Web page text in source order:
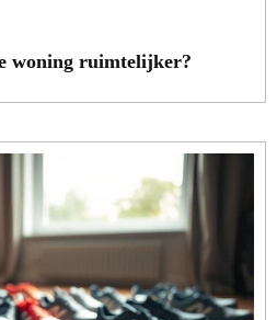
woning ruimtelijker?